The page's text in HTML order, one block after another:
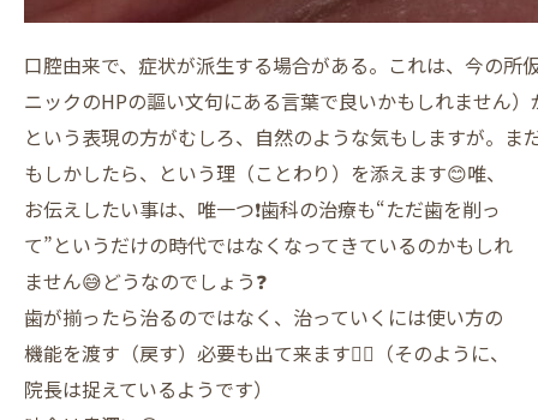
口腔由来で、症状が派生する場合がある。これは、今の
ニックのHPの謳い文句にある言葉で良いかもしれません
という表現の方がむしろ、自然のような気もしますが。
もしかしたら、という理（ことわり）を添えます😊唯、
お伝えしたい事は、唯一つ❗️歯科の治療も“ただ歯を削っ
て”というだけの時代ではなくなってきているのかもしれ
ません😅どうなのでしょう❓
歯が揃ったら治るのではなく、治っていくには使い方の
機能を渡す（戻す）必要も出て来ます👍🏽（そのように、
院長は捉えているようです）